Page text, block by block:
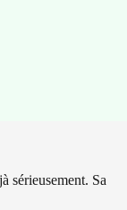
sérieusement. Sa